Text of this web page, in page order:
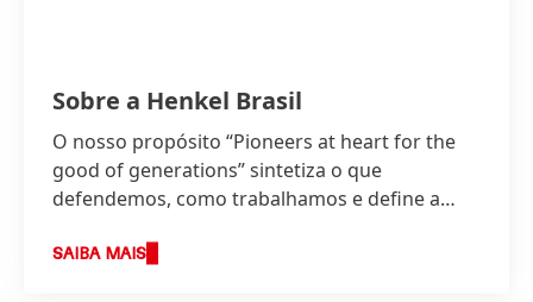
Sobre a Henkel Brasil
O nosso propósito “Pioneers at heart for the
good of generations” sintetiza o que
defendemos, como trabalhamos e define a
SAIBA MAIS